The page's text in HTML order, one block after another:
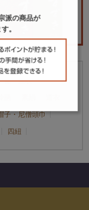
リー
裙・腰衣
子・尼僧頭巾
四紐
派の商品が
。